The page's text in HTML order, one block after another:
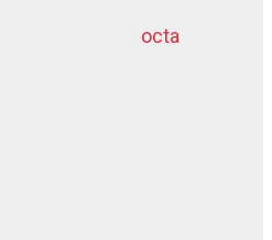
octa
dziļurbums